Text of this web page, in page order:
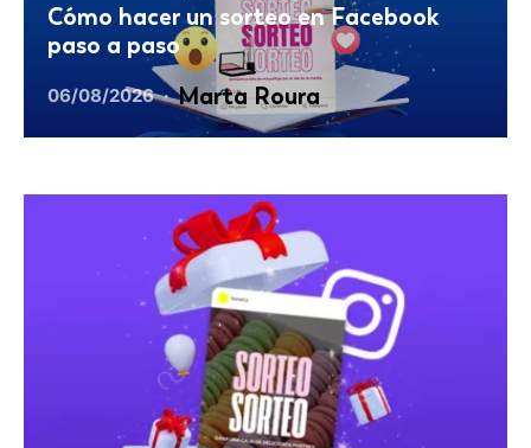
Cómo hacer un sorteo en Facebook
paso a paso
06/08/2026 Marta Roura